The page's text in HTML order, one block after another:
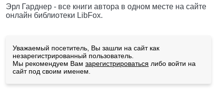
Эрл Гарднер - все книги автора в одном месте на сайте
онлайн библиотеки LibFox.
Уважаемый посетитель, Вы зашли на сайт как
незарегистрированный пользователь.
Мы рекомендуем Вам зарегистрироваться либо войти на
сайт под своим именем.